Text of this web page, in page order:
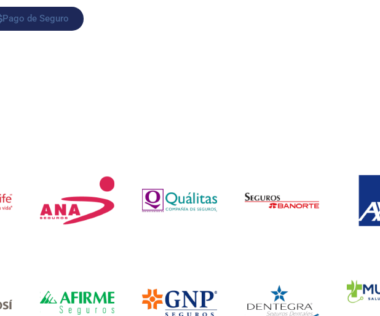
Pago de Seguro